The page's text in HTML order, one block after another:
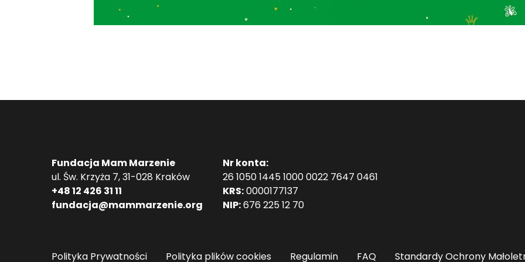
Fundacja Mam Marzenie
ul. Św. Krzyża 7, 31-028 Kraków
+48 12 426 31 11
fundacja@mammarzenie.org
Nr konta:
26 1050 1445 1000 0022 7647 0461
KRS:0000177137
NIP:676 225 12 70
Polityka Prywatności Polityka plików cookies Regulamin FAQ Standardy Ochrony